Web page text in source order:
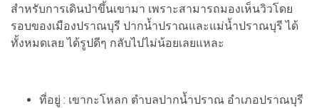
สำหรับการเดินป่าขึ้นเขามา เพราะสามารถมองเห็นวิวโดย
รอบของเมืองปราณบุรี ปากน้ำปราณและแม่น้ำปราณบุรี ได้
ทั้งหมดเลย ได้รูปดีๆ กลับไปไม่น้อยเลยแหละ
ที่อยู่ : เขากะโหลก ตำบลปากน้ำปราณ อำเภอปราณบุรี